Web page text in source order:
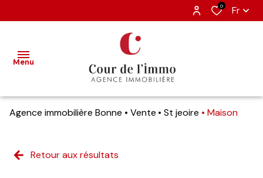
0 Fr
Menu
nos
Agence immobilière Bonne Vente St jeoire Maison
Retour aux résultats